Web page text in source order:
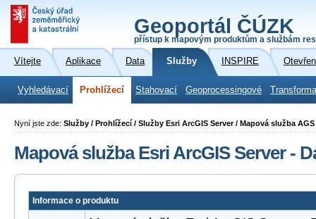
Geoportál ČÚZK
přístup k mapovým produktům a službám
Vítejte Aplikace Data Služby INSPIRE
Vyhledávací Prohlížecí Stahovací Geoprocessingové
Nyní jste zde: Služby / Prohlížecí / Služby Esri ArcGIS Server / Mapová služba
Mapová služba Esri ArcGIS Server -
Informace o produktu